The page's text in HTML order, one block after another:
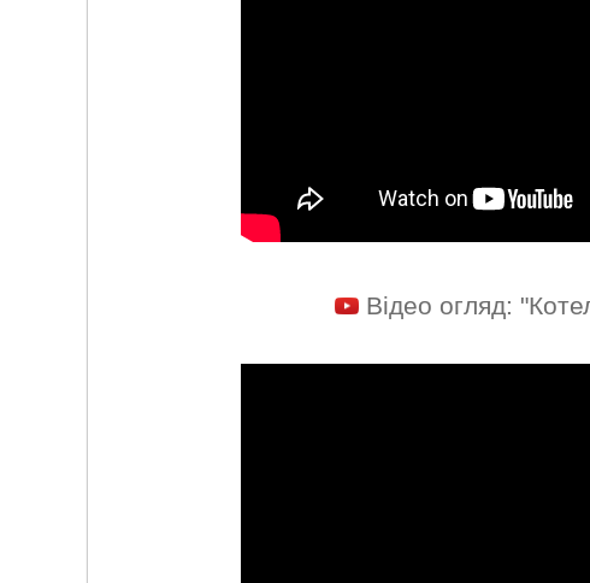
Відео огляд: